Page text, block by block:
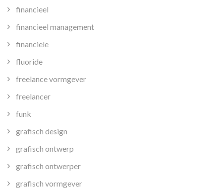
financieel
financieel management
financiele
fluoride
freelance vormgever
freelancer
funk
grafisch design
grafisch ontwerp
grafisch ontwerper
grafisch vormgever